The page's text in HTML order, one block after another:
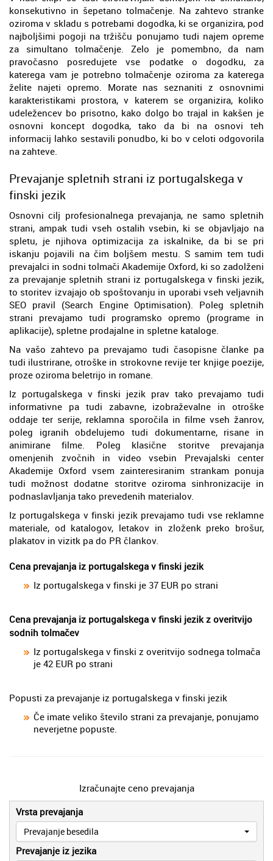
konsekutivno in šepetano tolmačenje. Na zahtevo stranke
oziroma v skladu s potrebami dogodka, ki se organizira, pod
najboljšimi pogoji na tržišču ponujamo tudi najem opreme
za simultano tolmačenje. Zelo je pomembno, da nam
pravočasno posredujete vse podatke o dogodku, za
katerega vam je potrebno tolmačenje oziroma za katerega
želite najeti opremo. Morate nas seznaniti z osnovnimi
karakteristikami prostora, v katerem se organizira, koliko
udeležencev bo prisotno, kako dolgo bo trajal in kakšen je
osnovni koncept dogodka, tako da bi na osnovi teh
informacij lahko sestavili ponudbo, ki bo v celoti odgovorila
na zahteve.
Prevajanje spletnih strani iz portugalskega v
finski jezik
Osnovni cilj profesionalnega prevajanja, ne samo spletnih
strani, ampak tudi vseh ostalih vsebin, ki se objavljajo na
spletu, je njihova optimizacija za iskalnike, da bi se pri
iskanju pojavili na čim boljšem mestu. S samim tem tudi
prevajalci in sodni tolmači Akademije Oxford, ki so zadolženi
za prevajanje spletnih strani iz portugalskega v finski jezik,
to storitev izvajajo ob spoštovanju in uporabi vseh veljavnih
SEO pravil (Search Engine Optimisation). Poleg spletnih
strani prevajamo tudi programsko opremo (programe in
aplikacije), spletne prodajalne in spletne kataloge.
Na vašo zahtevo pa prevajamo tudi časopisne članke pa
tudi ilustrirane, otroške in strokovne revije ter knjige poezije,
proze oziroma beletrijo in romane.
Iz portugalskega v finski jezik prav tako prevajamo tudi
informativne pa tudi zabavne, izobraževalne in otroške
oddaje ter serije, reklamna sporočila in filme vseh žanrov,
poleg igranih obdelujemo tudi dokumentarne, risane in
animirane filme. Poleg klasične storitve prevajanja
omenjenih zvočnih in video vsebin Prevajalski center
Akademije Oxford vsem zainteresiranim strankam ponuja
tudi možnost dodatne storitve oziroma sinhronizacije in
podnaslavljanja tako prevedenih materialov.
Iz portugalskega v finski jezik prevajamo tudi vse reklamne
materiale, od katalogov, letakov in zloženk preko brošur,
plakatov in vizitk pa do PR člankov.
Cena prevajanja iz portugalskega v finski jezik
Iz portugalskega v finski je 37 EUR po strani
Cena prevajanja iz portugalskega v finski jezik z overitvijo
sodnih tolmačev
Iz portugalskega v finski z overitvijo sodnega tolmača
je 42 EUR po strani
Popusti za prevajanje iz portugalskega v finski jezik
Če imate veliko število strani za prevajanje, ponujamo
neverjetne popuste.
Izračunajte ceno prevajanja
Vrsta prevajanja
Prevajanje besedila
Prevajanje iz jezika